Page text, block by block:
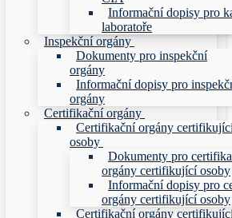
Informační dopisy pro
laboratoře
Inspekční orgány
Dokumenty pro inspekční
orgány
Informační dopisy pro
orgány
Certifikační orgány
Certifikační orgány
osoby
Dokumenty pro
orgány certifikující osoby
Informační dopisy pro
orgány certifikující osoby
Certifikační orgány